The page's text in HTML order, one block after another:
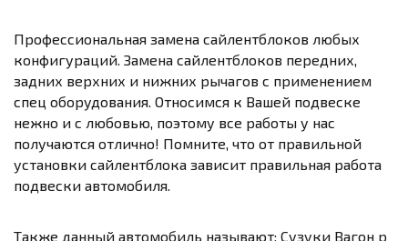
Профессиональная замена сайлентблоков любых
конфигураций. Замена сайлентблоков передних,
задних верхних и нижних рычагов с применением
спец оборудования. Относимся к Вашей подвеске
нежно и с любовью, поэтому все работы у нас
получаются отлично! Помните, что от правильной
установки сайлентблока зависит правильная работа
подвески автомобиля.
Также данный автомобиль называют: Сузуки Вагон р